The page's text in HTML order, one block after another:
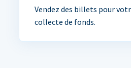
Vendez des billets pour
collecte de fonds.